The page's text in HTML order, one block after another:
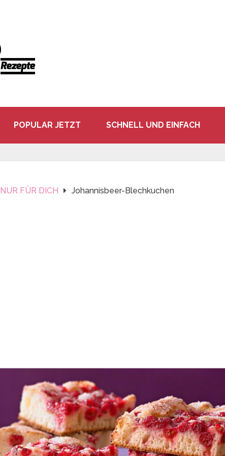
POPULAR JETZT SCHNELL UND EINFACH
NUR FÜR DICH Johannisbeer-Blechkuchen